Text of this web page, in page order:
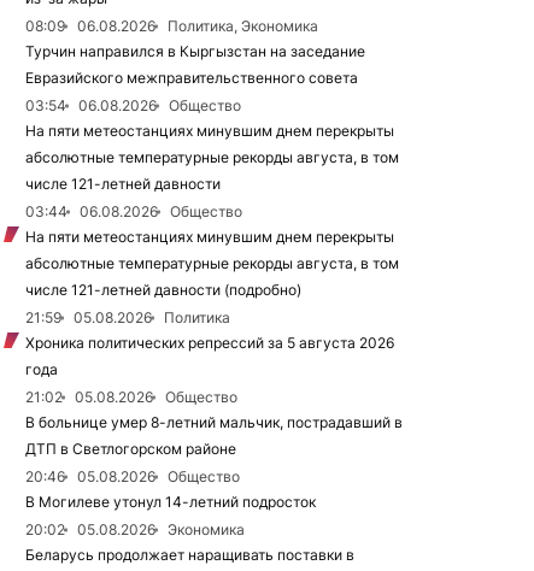
08:09
06.08.2026
Политика, Экономика
Турчин направился в Кыргызстан на заседание
Евразийского межправительственного совета
03:54
06.08.2026
Общество
На пяти метеостанциях минувшим днем перекрыты
абсолютные температурные рекорды августа, в том
числе 121-летней давности
03:44
06.08.2026
Общество
На пяти метеостанциях минувшим днем перекрыты
абсолютные температурные рекорды августа, в том
числе 121-летней давности (подробно)
21:59
05.08.2026
Политика
Хроника политических репрессий за 5 августа 2026
года
21:02
05.08.2026
Общество
В больнице умер 8-летний мальчик, пострадавший в
ДТП в Светлогорском районе
20:46
05.08.2026
Общество
В Могилеве утонул 14-летний подросток
20:02
05.08.2026
Экономика
Беларусь продолжает наращивать поставки в